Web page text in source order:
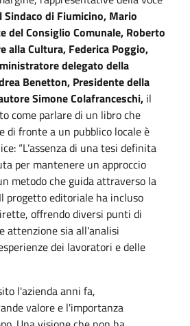
Sindaco di Fiumicino, Mario
del Consiglio Comunale, Roberto
alla Cultura, Federica Poggio,
delegato della
Benetton, Presidente della
Simone Colafranceschi, il
come parlare di un libro che
di fronte a un pubblico locale è
“L’assenza di una tesi definita
per mantenere un approccio
metodo che guida attraverso la
progetto editoriale ha incluso
offrendo diversi punti di
attenzione sia all'analisi
dei lavoratori e delle
l'azienda anni fa,
valore e l'importanza